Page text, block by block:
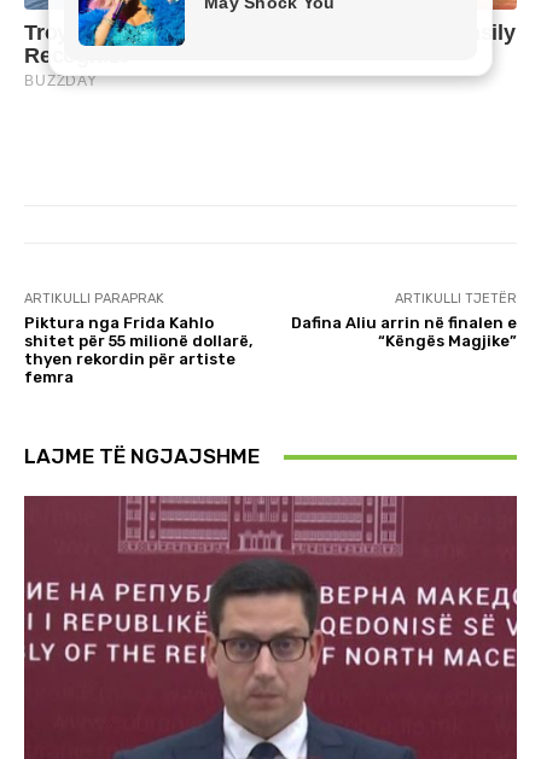
ARTIKULLI PARAPRAK
Piktura nga Frida Kahlo
shitet për 55 milionë dollarë,
thyen rekordin për artiste
femra
ARTIKULLI TJETËR
Dafina Aliu arrin në finalen e
“Këngës Magjike”
LAJME TË NGJAJSHME